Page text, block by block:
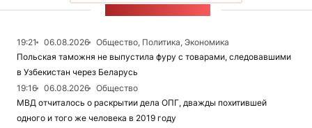
19:21 06.08.2026
Общество, Политика, Экономика
Польская таможня не выпустила фуру с товарами, следовавшими
в Узбекистан через Беларусь
19:16
06.08.2026
Общество
МВД отчиталось о раскрытии дела ОПГ, дважды похитившей
одного и того же человека в 2019 году